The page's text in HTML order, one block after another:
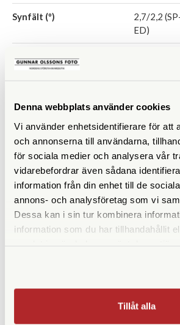
Denna webbplats använder cookies
Vi använder enhetsidentifierare för att
och annonserna till användarna,
för sociala medier och analysera vår
vidarebefordrar även sådana
information från din enhet till de
annons- och analysföretag som vi
Dessa kan i sin tur kombinera
information som du har tillhandahållit
Tillåt alla
Synfält (º)
2,7/2,2
ED)
Vikt (g)
ANDRA KÖPTE ÄVEN